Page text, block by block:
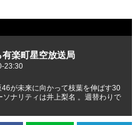
楽町星空放送局
23:30
が未来に向かって枝葉を伸ばす30
ナリティは井上梨名 。週替わりで